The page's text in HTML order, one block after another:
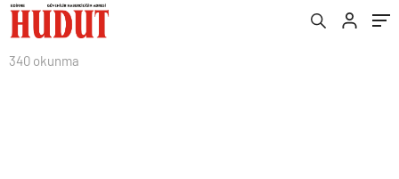
340 okunma